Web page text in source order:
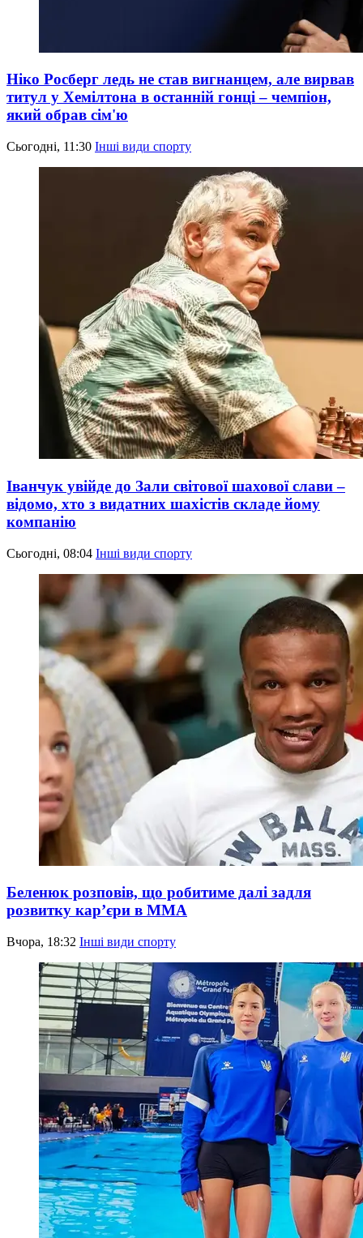
Ніко Росберг ледь не став вигнанцем, але вирвав
титул у Хемілтона в останній гонці – чемпіон,
який обрав сім'ю
Сьогодні, 11:30 Інші види спорту
Іванчук увійде до Зали світової шахової слави –
відомо, хто з видатних шахістів складе йому
компанію
Сьогодні, 08:04 Інші види спорту
Беленюк розповів, що робитиме далі задля
розвитку кар’єри в ММА
Вчора, 18:32 Інші види спорту